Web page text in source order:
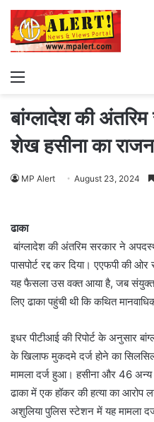
Menu
बांग्लादेश की
शेख हसीना का
MP Alert August 23, 2024
ढाका
बांग्लादेश की अंतरिम सरकार ने
पासपोर्ट रद्द कर दिया। एएफपी की
यह फैसला उस वक्त आया है, जब
लिए ढाका पहुंची थी कि कथित
इधर पीटीआई की रिपोर्ट के अनुसार
के खिलाफ मुकदमे दर्ज होने का
मामला दर्ज हुआ। हसीना और 46
ढाका में एक हॉकर की हत्या का आरोप
अशुलिया पुलिस स्टेशन में यह मामला